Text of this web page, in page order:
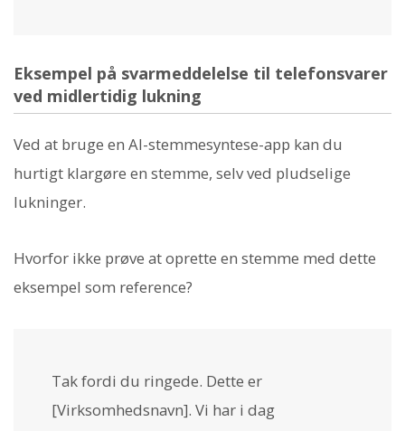
Eksempel på svarmeddelelse til telefonsvarer
ved midlertidig lukning
Ved at bruge en AI-stemmesyntese-app kan du
hurtigt klargøre en stemme, selv ved pludselige
lukninger.
Hvorfor ikke prøve at oprette en stemme med dette
eksempel som reference?
Tak fordi du ringede. Dette er
[Virksomhedsnavn]. Vi har i dag